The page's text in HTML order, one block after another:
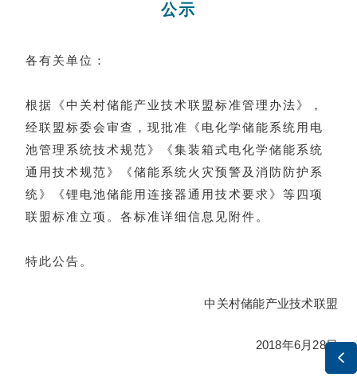

公示
各有关单位：
根据《中关村储能产业技术联盟标准管理办法》，
经联盟标委会审查，现批准《电化学储能系统用电
池管理系统技术规范》《集装箱式电化学储能系统
通用技术规范》《储能系统火灾预警及消防防护系
统》《锂电池储能用连接器通用技术要求》等四项
联盟标准立项。各标准详细信息见附件。
特此公告。
中关村储能产业技术联盟
2018年6月28日